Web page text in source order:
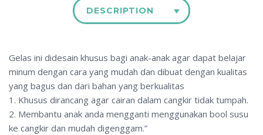
DESCRIPTION
Gelas ini didesain khusus bagi anak-anak agar dapat belajar
minum dengan cara yang mudah dan dibuat dengan kualitas
yang bagus dan dari bahan yang berkualitas
1. Khusus dirancang agar cairan dalam cangkir tidak tumpah.
2. Membantu anak anda mengganti menggunakan bool susu
ke cangkir dan mudah digenggam.”